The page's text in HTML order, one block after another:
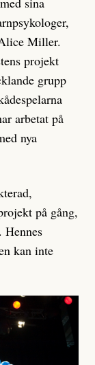
Miller.
projekt
grupp
arbetat på
nya
på gång,
Hennes
kan inte